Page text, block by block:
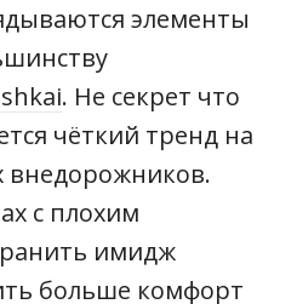
элементы
. Не секрет что
чёткий тренд на
с плохим
имидж
больше комфорт